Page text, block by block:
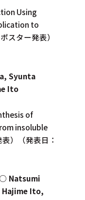
Using
to
スター発表）
Syunta
Ito
of
insoluble
）（発表日：
Natsumi
Hajime Ito,